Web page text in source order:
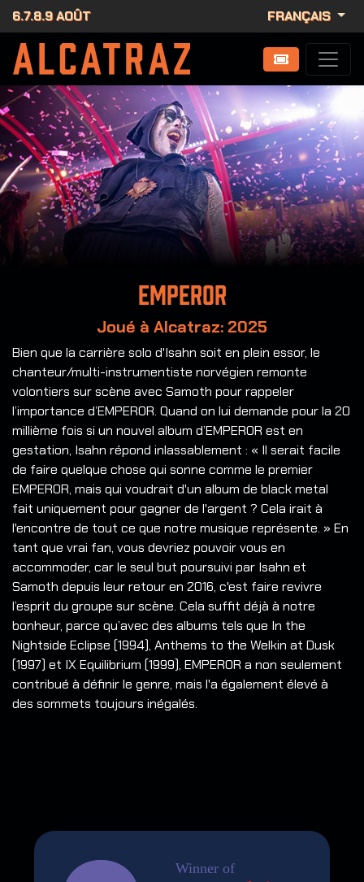
6.7.8.9 AOÛT FRANÇAIS
Emperor
Joué à Alcatraz: 2025
Bien que la carrière solo d'Isahn soit en plein essor, le
chanteur/multi-instrumentiste norvégien remonte
volontiers sur scène avec Samoth pour rappeler
l’importance d’EMPEROR. Quand on lui demande pour la 20
millième fois si un nouvel album d’EMPEROR est en
gestation, Isahn répond inlassablement : « Il serait facile
de faire quelque chose qui sonne comme le premier
EMPEROR, mais qui voudrait d'un album de black metal
fait uniquement pour gagner de l'argent ? Cela irait à
l'encontre de tout ce que notre musique représente. » En
tant que vrai fan, vous devriez pouvoir vous en
accommoder, car le seul but poursuivi par Isahn et
Samoth depuis leur retour en 2016, c'est faire revivre
l’esprit du groupe sur scène. Cela suffit déjà à notre
bonheur, parce qu’avec des albums tels que In the
Nightside Eclipse (1994), Anthems to the Welkin at Dusk
(1997) et IX Equilibrium (1999), EMPEROR a non seulement
contribué à définir le genre, mais l'a également élevé à
des sommets toujours inégalés.